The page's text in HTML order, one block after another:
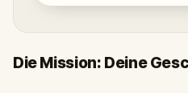
Die Mission: Deine